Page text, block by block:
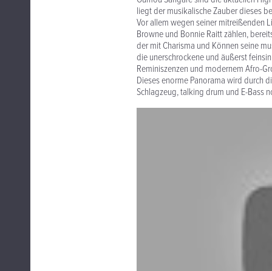
liegt der musikalische Zauber dieses
Vor allem wegen seiner mitreißenden
Browne und Bonnie Raitt zählen,
der mit Charisma und Können seine
die unerschrockene und äußerst
Reminiszenzen und modernem Afro-
Dieses enorme Panorama wird durch
Schlagzeug, talking drum und E-Bass